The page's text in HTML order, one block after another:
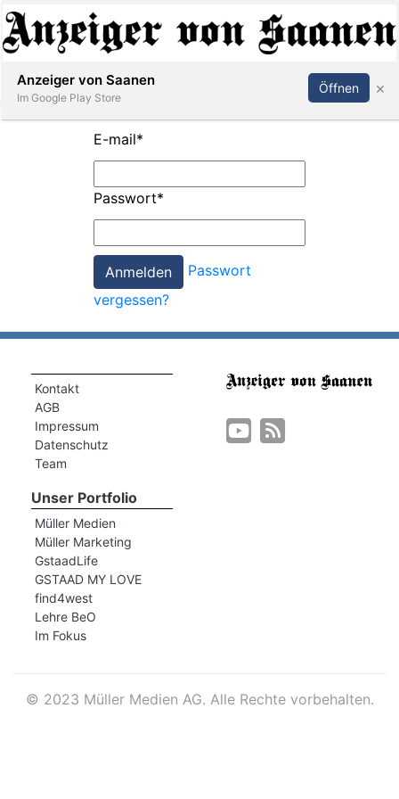
Abonnieren Anmelden
E-mail*
Passwort*
Passwort
vergessen?
Kontakt
AGB
Impressum
Datenschutz
Team
Unser Portfolio
Müller Medien
Müller Marketing
GstaadLife
GSTAAD MY LOVE
find4west
Lehre BeO
Im Fokus
© 2023 Müller Medien AG. Alle Rechte vorbehalten.
Anzeiger von Saanen
Im Google Play Store
Öffnen ×